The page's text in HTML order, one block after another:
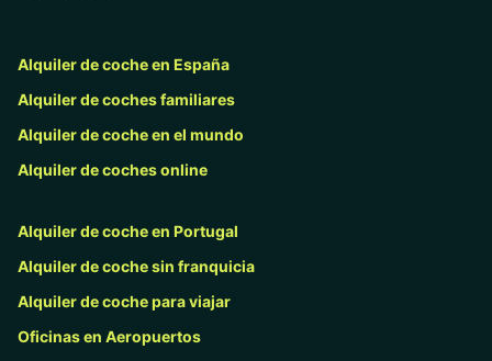
Alquiler de coche en España
Alquiler de coches familiares
Alquiler de coche en el mundo
Alquiler de coches online
Alquiler de coche en Portugal
Alquiler de coche sin franquicia
Alquiler de coche para viajar
Oficinas en Aeropuertos